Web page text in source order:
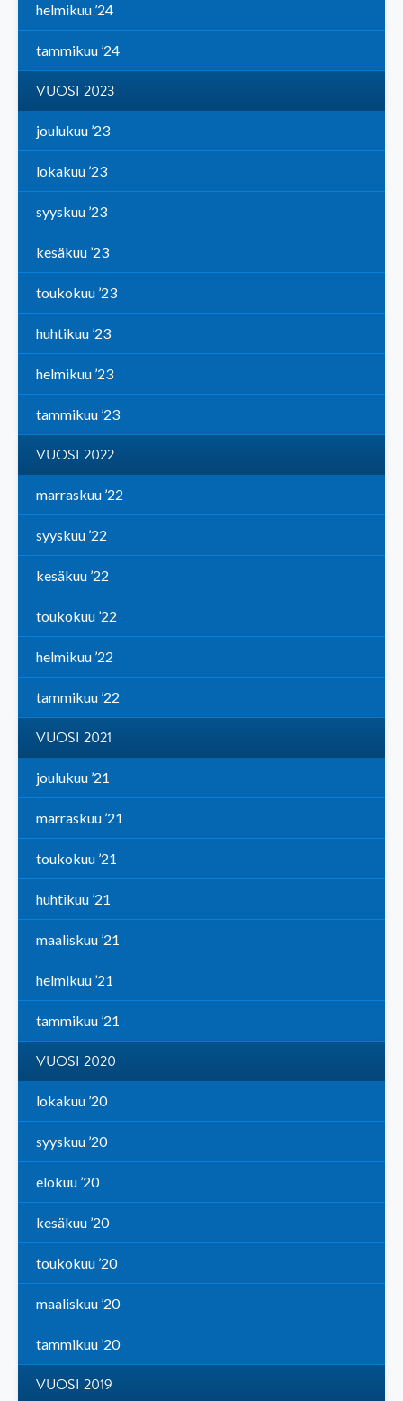
helmikuu ’24
tammikuu ’24
VUOSI 2023
joulukuu ’23
lokakuu ’23
syyskuu ’23
kesäkuu ’23
toukokuu ’23
huhtikuu ’23
helmikuu ’23
tammikuu ’23
VUOSI 2022
marraskuu ’22
syyskuu ’22
kesäkuu ’22
toukokuu ’22
helmikuu ’22
tammikuu ’22
VUOSI 2021
joulukuu ’21
marraskuu ’21
toukokuu ’21
huhtikuu ’21
maaliskuu ’21
helmikuu ’21
tammikuu ’21
VUOSI 2020
lokakuu ’20
syyskuu ’20
elokuu ’20
kesäkuu ’20
toukokuu ’20
maaliskuu ’20
tammikuu ’20
VUOSI 2019